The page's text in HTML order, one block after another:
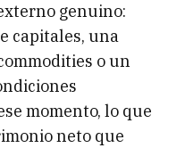
genuino:
capitales, una
o un
momento, lo que
neto que